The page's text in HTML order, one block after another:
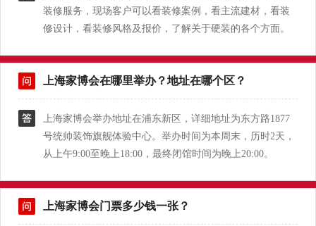
装修服务，现场客户可以看装修案例，看主流建材，看装
修设计，看装修风格及报价，了解关于硬装的各个方面。
上海家博会在哪里举办？地址在哪个区？
上海家博会举办地址在浦东新区，详细地址为东方路1877
号统帅装饰旗舰体验中心。举办时间为本周末，历时2天，
从上午9:00至晚上18:00，最终闭馆时间为晚上20:00。
上海家博会门票多少钱一张？